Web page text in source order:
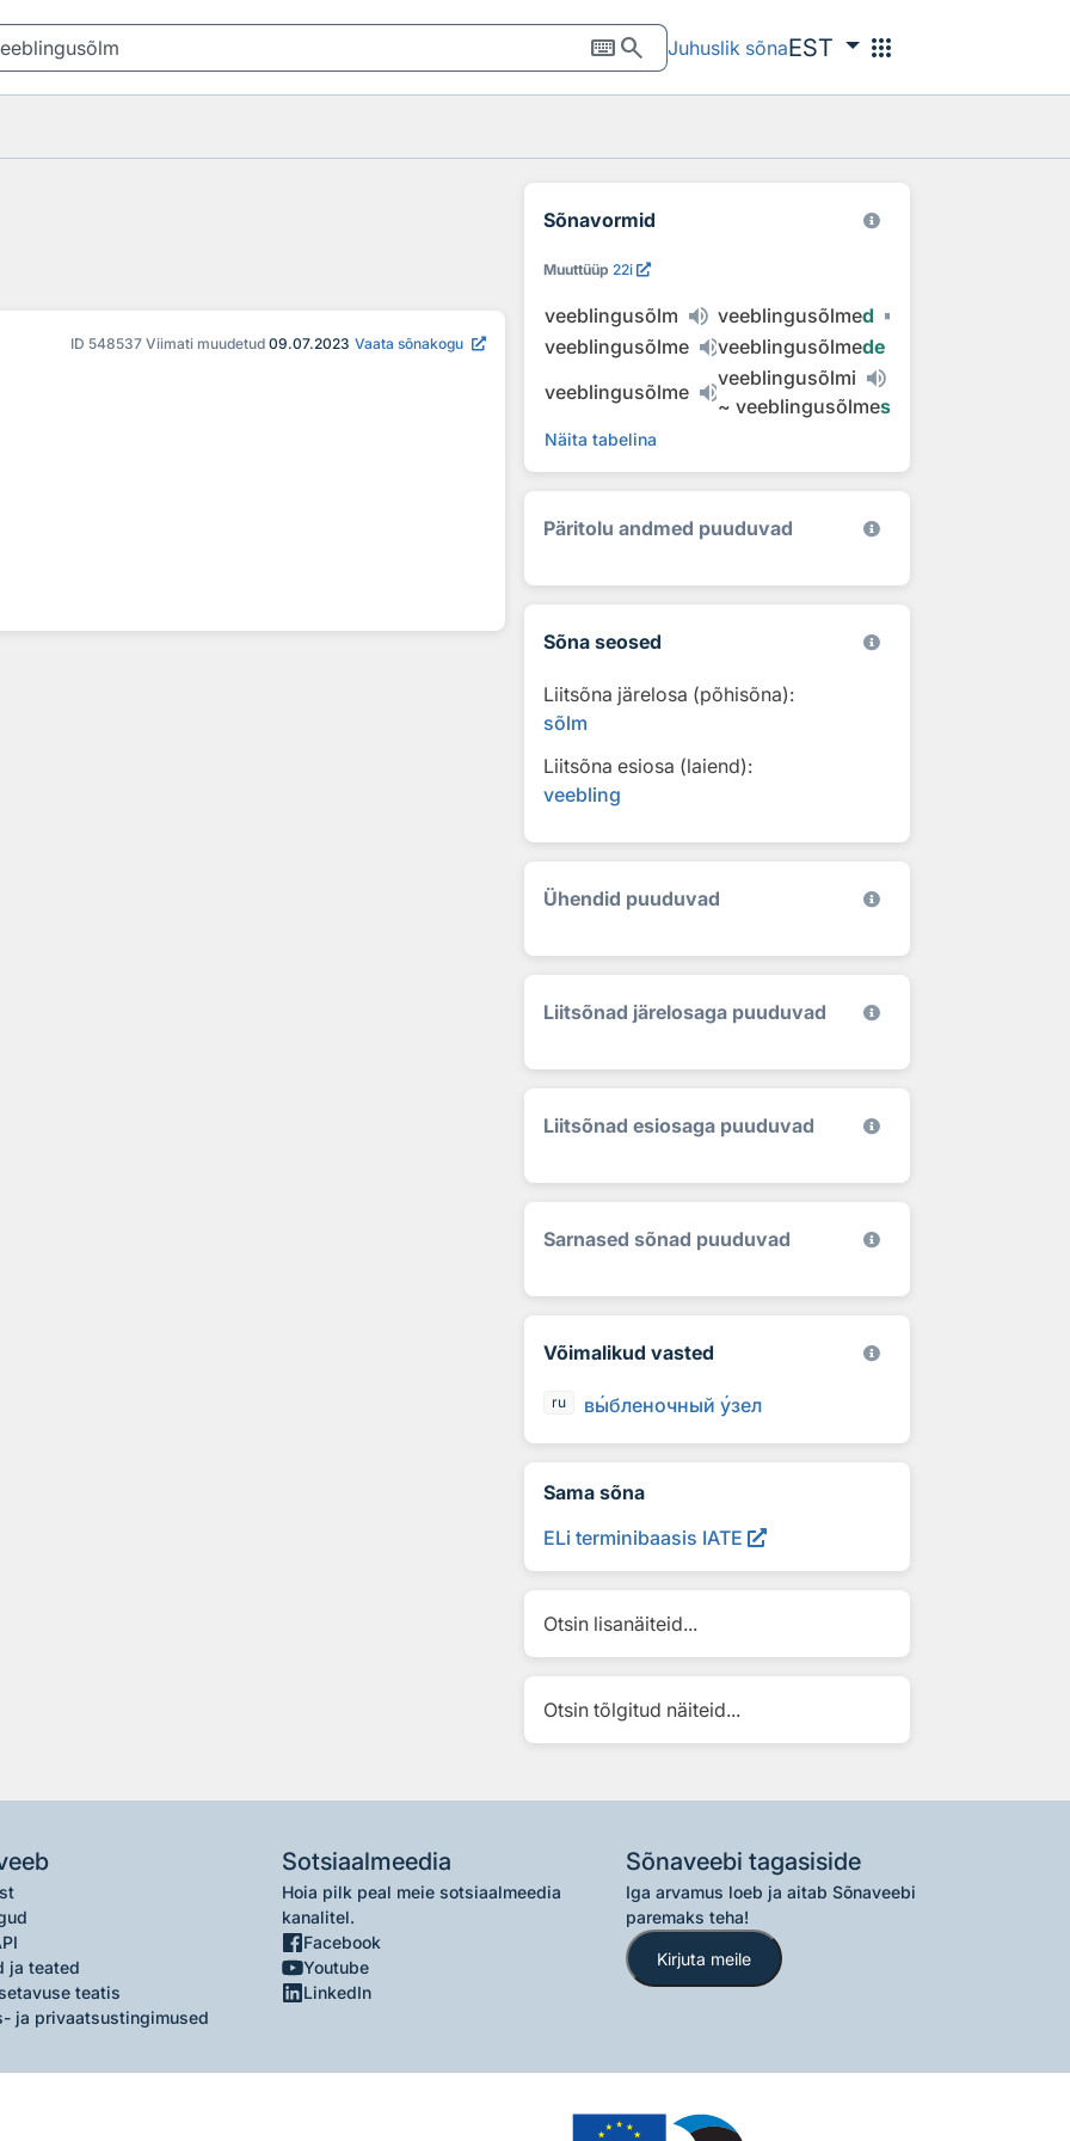
keyboardsearch Juhuslik sõnaEST apps
ID 548537 Viimati muudetud 09.07.2023 Vaata sõnakogu
Sõnavormid
Muuttüüp 22i
veeblingusõlm veeblingusõlmed
veeblingusõlme
veeblingusõlmede
veeblingusõlme
veeblingusõlmi
~ veeblingusõlmesid
Näita tabelina
Päritolu andmed puuduvad
Sõna seosed
Liitsõna järelosa (põhisõna):
sõlm
Liitsõna esiosa (laiend):
veebling
Ühendid puuduvad
Liitsõnad järelosaga puuduvad
Liitsõnad esiosaga puuduvad
Sarnased sõnad puuduvad
Võimalikud vasted
ru выбленочныйузел
Sama sõna
ELi terminibaasis IATE
Otsin lisanäiteid...
Otsin tõlgitud näiteid...
ja teated
teatis
ja privaatsustingimused
Sotsiaalmeedia
Hoia pilk peal meie sotsiaalmeedia
kanalitel.
Facebook
Youtube
LinkedIn
Sõnaveebi tagasiside
Iga arvamus loeb ja aitab Sõnaveebi
paremaks teha!
Kirjuta meile